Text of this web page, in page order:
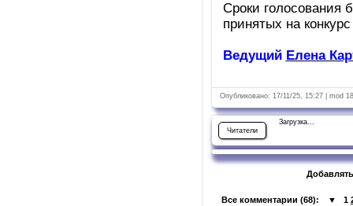
Сроки голосования
принятых на
Ведущий Елена
Опубликовано: 17/11/25, 15:27 | mod
Читатели
Загрузка...
Все комментарии (68): ▼ 1